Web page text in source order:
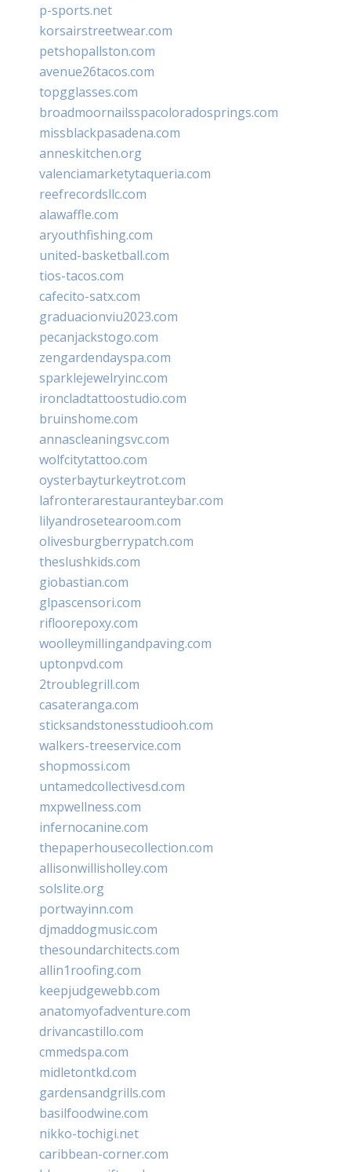
p-sports.net
korsairstreetwear.com
petshopallston.com
avenue26tacos.com
topgglasses.com
broadmoornailsspacoloradosprings.com
missblackpasadena.com
anneskitchen.org
valenciamarketytaqueria.com
reefrecordsllc.com
alawaffle.com
aryouthfishing.com
united-basketball.com
tios-tacos.com
cafecito-satx.com
graduacionviu2023.com
pecanjackstogo.com
zengardendayspa.com
sparklejewelryinc.com
ironcladtattoostudio.com
bruinshome.com
annascleaningsvc.com
wolfcitytattoo.com
oysterbayturkeytrot.com
lafronterarestauranteybar.com
lilyandrosetearoom.com
olivesburgberrypatch.com
theslushkids.com
giobastian.com
glpascensori.com
rifloorepoxy.com
woolleymillingandpaving.com
uptonpvd.com
2troublegrill.com
casateranga.com
sticksandstonesstudiooh.com
walkers-treeservice.com
shopmossi.com
untamedcollectivesd.com
mxpwellness.com
infernocanine.com
thepaperhousecollection.com
allisonwillisholley.com
solslite.org
portwayinn.com
djmaddogmusic.com
thesoundarchitects.com
allin1roofing.com
keepjudgewebb.com
anatomyofadventure.com
drivancastillo.com
cmmedspa.com
midletontkd.com
gardensandgrills.com
basilfoodwine.com
nikko-tochigi.net
caribbean-corner.com